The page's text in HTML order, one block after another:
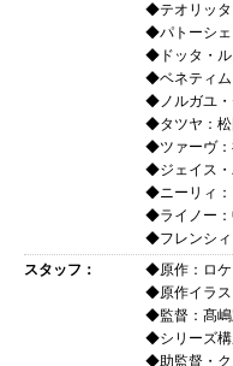
◆テオリッタ
◆パトーシェ
◆ドッタ・ル
◆ベネティム
◆ノルガユ・
◆タツヤ：松
◆ツァーヴ：
◆ジェイス・
◆ニーリィ：
◆ライノー：
◆フレンシィ
スタッフ：
◆原作：ロケ
◆原作イラス
◆監督：髙嶋
◆シリーズ構
◆助監督・ク